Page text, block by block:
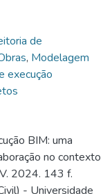
de
, Modelagem
execução
BIM: uma
no contexto
2024. 143 f.
- Universidade